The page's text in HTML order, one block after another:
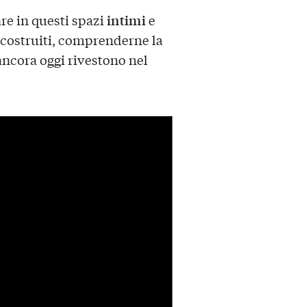
in questi spaziintimie
comprenderne la
oggi rivestono nel